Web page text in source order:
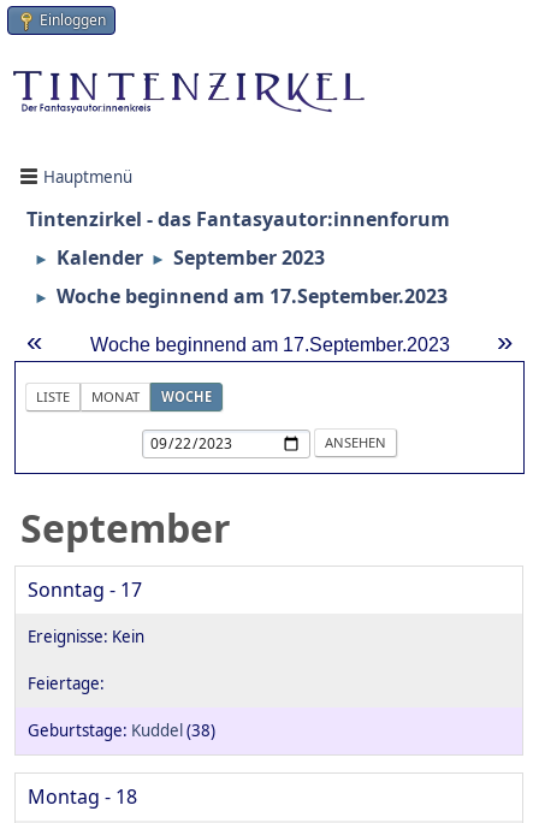
Einloggen
Hauptmenü
Tintenzirkel - das Fantasyautor:innenforum
► Kalender ► September 2023
► Woche beginnend am 17.September.2023
« »
Woche beginnend am 17.September.2023
LISTE MONAT WOCHE
September
Sonntag - 17
Kuddel (38)
Montag - 18